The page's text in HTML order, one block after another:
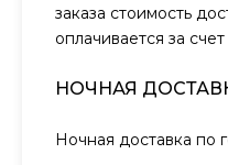
заказа стоимость
оплачивается за
НОЧНАЯ
Ночная доставка по